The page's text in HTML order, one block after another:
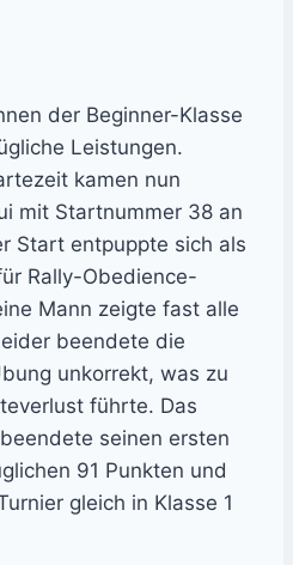
der Beginner-Klasse
Leistungen.
kamen nun
mit Startnummer 38 an
Start entpuppte sich als
Rally-Obedience-
Mann zeigte fast alle
beendete die
unkorrekt, was zu
führte. Das
seinen ersten
91 Punkten und
gleich in Klasse 1